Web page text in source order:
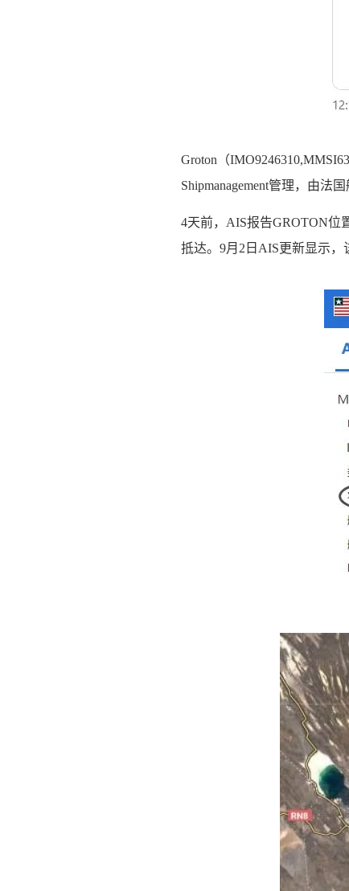
Groton（
Shipmanagement管理，由法
4天前，AIS报告GROTON位
抵达。9月2日AIS更新显示，